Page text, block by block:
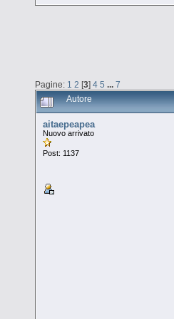
Pagine: 1 2 [3] 4 5 ... 7
Autore
aitaepeapea
Nuovo arrivato
Post: 1137